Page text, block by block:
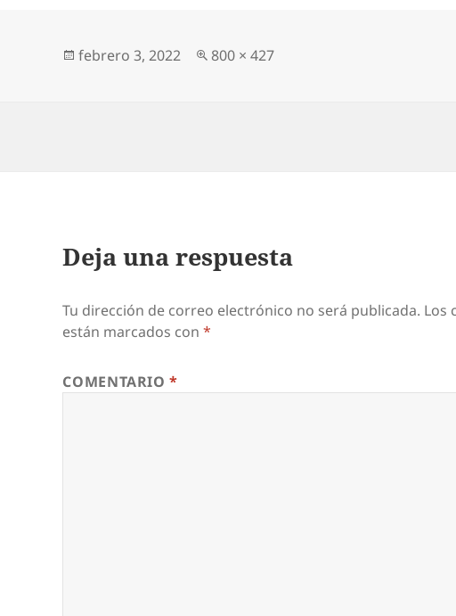
Publicado
febrero 3, 2022
Tamaño
800 × 427
Deja una respuesta
Tu dirección de correo electrónico no será publicada. Los
están marcados con*
COMENTARIO*